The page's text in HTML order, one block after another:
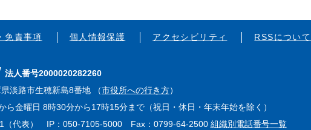
免責事項 個人情報保護 アクセシビリティ RSSについて
法人番号2000020282260
淡路市生穂新島8番地 （市役所への行き方）
ら金曜日 8時30分から17時15分まで（祝日・休日・年末年始を除く）
（代表） IP：050-7105-5000 Fax：0799-64-2500 組織別電話番号一覧